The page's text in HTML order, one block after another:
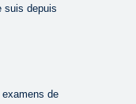
suis depuis
de